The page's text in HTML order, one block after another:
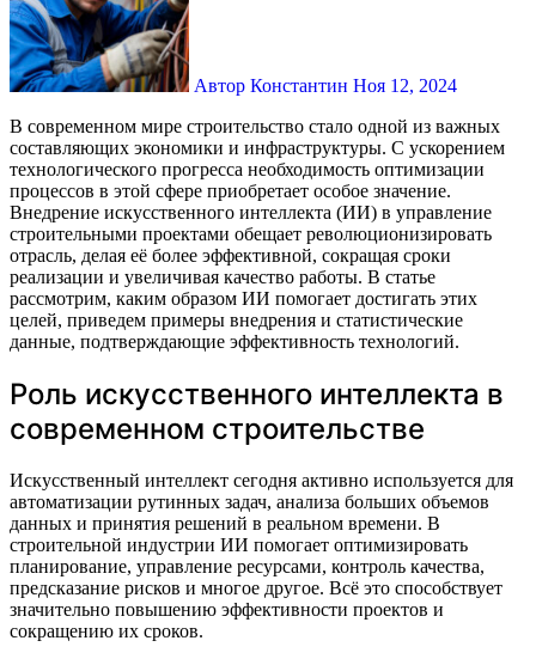
Автор Константин Ноя 12, 2024
В современном мире строительство стало одной из важных
составляющих экономики и инфраструктуры. С ускорением
технологического прогресса необходимость оптимизации
процессов в этой сфере приобретает особое значение.
Внедрение искусственного интеллекта (ИИ) в управление
строительными проектами обещает революционизировать
отрасль, делая её более эффективной, сокращая сроки
реализации и увеличивая качество работы. В статье
рассмотрим, каким образом ИИ помогает достигать этих
целей, приведем примеры внедрения и статистические
данные, подтверждающие эффективность технологий.
Роль искусственного интеллекта в
современном строительстве
Искусственный интеллект сегодня активно используется для
автоматизации рутинных задач, анализа больших объемов
данных и принятия решений в реальном времени. В
строительной индустрии ИИ помогает оптимизировать
планирование, управление ресурсами, контроль качества,
предсказание рисков и многое другое. Всё это способствует
значительно повышению эффективности проектов и
сокращению их сроков.